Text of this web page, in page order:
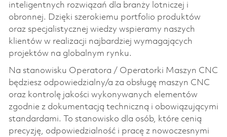
inteligentnych rozwiązań dla branży lotniczej i
obronnej. Dzięki szerokiemu portfolio produktów
oraz specjalistycznej wiedzy wspieramy naszych
klientów w realizacji najbardziej wymagających
projektów na globalnym rynku.
Na stanowisku Operatora / Operatorki Maszyn CNC
będziesz odpowiedzialny/a za obsługę maszyn CNC
oraz kontrolę jakości wykonywanych elementów
zgodnie z dokumentacją techniczną i obowiązującymi
standardami. To stanowisko dla osób, które cenią
precyzję, odpowiedzialność i pracę z nowoczesnymi